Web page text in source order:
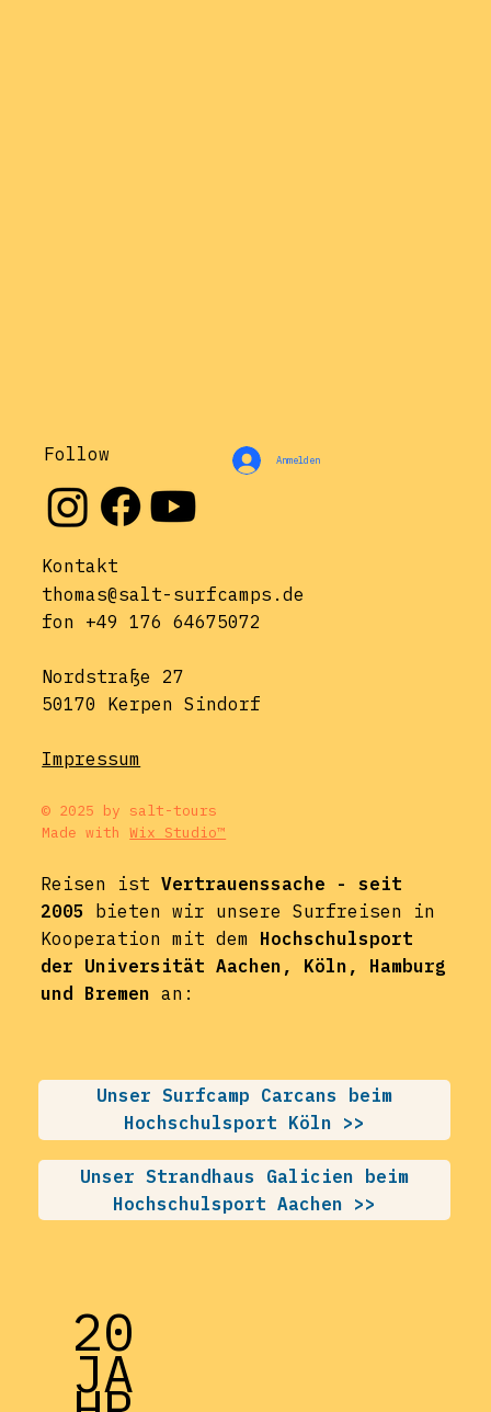
Follow
Kontakt
thomas@salt-surfcamps.de
fon +49 176 64675072
Nordstraße 27
50170 Kerpen Sindorf
Impressum
© 2025 by salt-tours
Made withWix Studio™
Unser Surfcamp Carcans beim
Hochschulsport Köln >>
Unser Strandhaus Galicien beim
Hochschulsport Aachen >>
20
JA
Reisen ist Vertrauenssache - seit
2005 bieten wir unsere Surfreisen in
Kooperation mit dem Hochschulsport
der Universität Aachen, Köln, Hamburg
und Bremen an:
Anmelden